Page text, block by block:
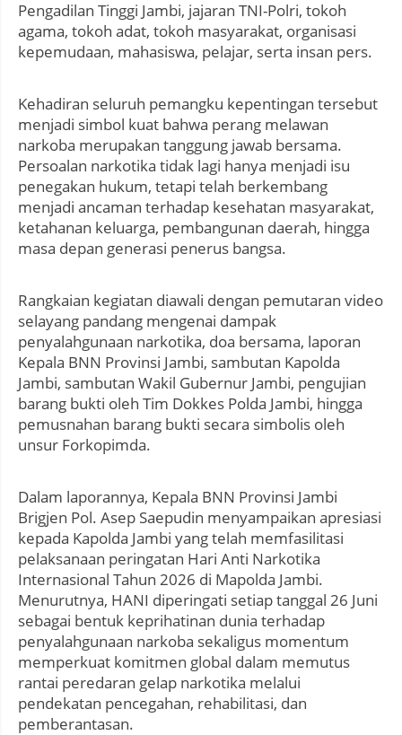
Pengadilan Tinggi Jambi, jajaran TNI-Polri, tokoh
agama, tokoh adat, tokoh masyarakat, organisasi
kepemudaan, mahasiswa, pelajar, serta insan pers.
Kehadiran seluruh pemangku kepentingan tersebut
menjadi simbol kuat bahwa perang melawan
narkoba merupakan tanggung jawab bersama.
Persoalan narkotika tidak lagi hanya menjadi isu
penegakan hukum, tetapi telah berkembang
menjadi ancaman terhadap kesehatan masyarakat,
ketahanan keluarga, pembangunan daerah, hingga
masa depan generasi penerus bangsa.
Rangkaian kegiatan diawali dengan pemutaran video
selayang pandang mengenai dampak
penyalahgunaan narkotika, doa bersama, laporan
Kepala BNN Provinsi Jambi, sambutan Kapolda
Jambi, sambutan Wakil Gubernur Jambi, pengujian
barang bukti oleh Tim Dokkes Polda Jambi, hingga
pemusnahan barang bukti secara simbolis oleh
unsur Forkopimda.
Dalam laporannya, Kepala BNN Provinsi Jambi
Brigjen Pol. Asep Saepudin menyampaikan apresiasi
kepada Kapolda Jambi yang telah memfasilitasi
pelaksanaan peringatan Hari Anti Narkotika
Internasional Tahun 2026 di Mapolda Jambi.
Menurutnya, HANI diperingati setiap tanggal 26 Juni
sebagai bentuk keprihatinan dunia terhadap
penyalahgunaan narkoba sekaligus momentum
memperkuat komitmen global dalam memutus
rantai peredaran gelap narkotika melalui
pendekatan pencegahan, rehabilitasi, dan
pemberantasan.